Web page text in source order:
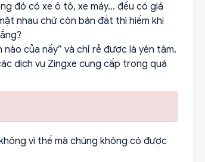
đó có xe ô tô, xe máy... đều có giá
nhau chứ còn bán đắt thì hiếm khi
của nấy” và chỉ rẻ được là yên tâm.
dịch vụ Zingxe cung cấp trong quá
vì thế mà chúng không có được